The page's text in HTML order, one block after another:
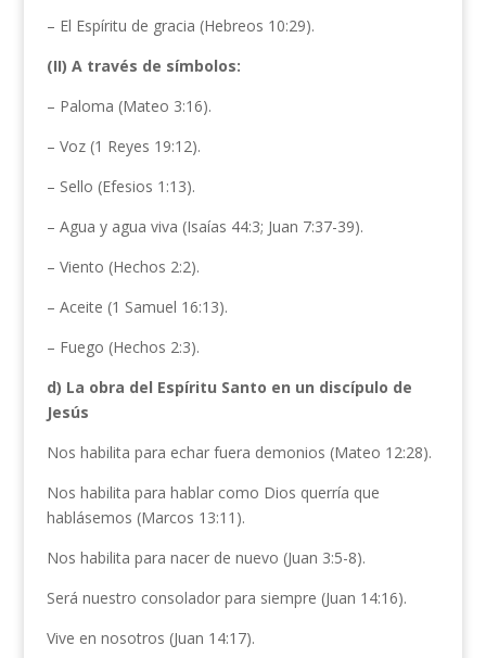
– El Espíritu de gracia (Hebreos 10:29).
(II) A través de símbolos:
– Paloma (Mateo 3:16).
– Voz (1 Reyes 19:12).
– Sello (Efesios 1:13).
– Agua y agua viva (Isaías 44:3; Juan 7:37-39).
– Viento (Hechos 2:2).
– Aceite (1 Samuel 16:13).
– Fuego (Hechos 2:3).
d) La obra del Espíritu Santo en un discípulo de
Jesús
Nos habilita para echar fuera demonios (Mateo 12:28).
Nos habilita para hablar como Dios querría que
hablásemos (Marcos 13:11).
Nos habilita para nacer de nuevo (Juan 3:5-8).
Será nuestro consolador para siempre (Juan 14:16).
Vive en nosotros (Juan 14:17).